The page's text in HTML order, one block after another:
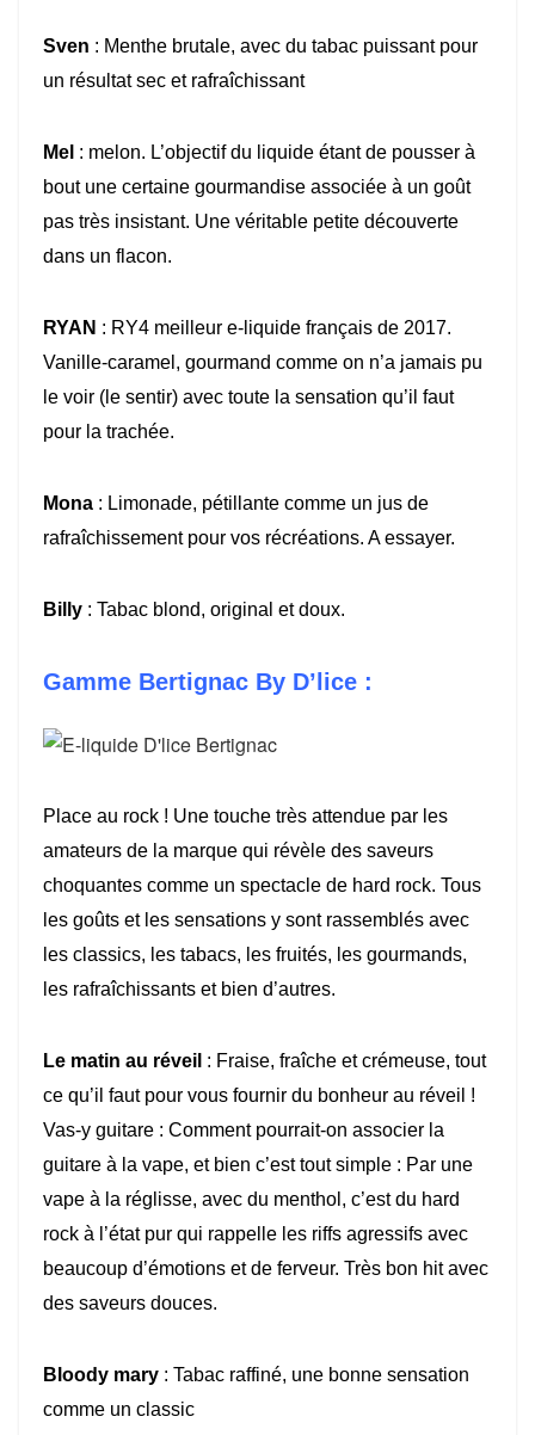
Sven : Menthe brutale, avec du tabac puissant pour
un résultat sec et rafraîchissant
Mel : melon. L’objectif du liquide étant de pousser à
bout une certaine gourmandise associée à un goût
pas très insistant. Une véritable petite découverte
dans un flacon.
RYAN : RY4 meilleur e-liquide français de 2017.
Vanille-caramel, gourmand comme on n’a jamais pu
le voir (le sentir) avec toute la sensation qu’il faut
pour la trachée.
Mona : Limonade, pétillante comme un jus de
rafraîchissement pour vos récréations. A essayer.
Billy : Tabac blond, original et doux.
Gamme Bertignac By D’lice :
Place au rock ! Une touche très attendue par les
amateurs de la marque qui révèle des saveurs
choquantes comme un spectacle de hard rock. Tous
les goûts et les sensations y sont rassemblés avec
les classics, les tabacs, les fruités, les gourmands,
les rafraîchissants et bien d’autres.
Le matin au réveil : Fraise, fraîche et crémeuse, tout
ce qu’il faut pour vous fournir du bonheur au réveil !
Vas-y guitare : Comment pourrait-on associer la
guitare à la vape, et bien c’est tout simple : Par une
vape à la réglisse, avec du menthol, c’est du hard
rock à l’état pur qui rappelle les riffs agressifs avec
beaucoup d’émotions et de ferveur. Très bon hit avec
des saveurs douces.
Bloody mary : Tabac raffiné, une bonne sensation
comme un classic